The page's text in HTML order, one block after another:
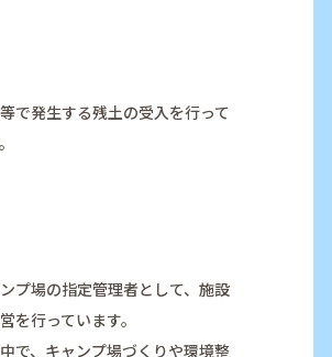
で発生する残土の受入を行って
プ場の指定管理者として、施設
を行っています。
で、キャンプ場づくりや環境整